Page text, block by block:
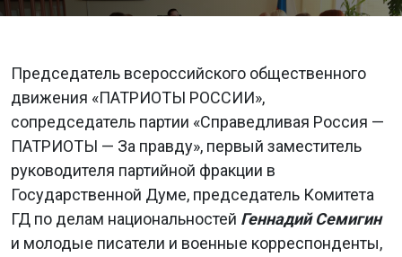
Председатель всероссийского общественного
движения «ПАТРИОТЫ РОССИИ»,
сопредседатель партии «Справедливая Россия —
ПАТРИОТЫ — За правду», первый заместитель
руководителя партийной фракции в
Государственной Думе, председатель Комитета
ГД по делам национальностей Геннадий Семигин
и молодые писатели и военные корреспонденты,